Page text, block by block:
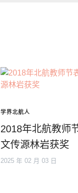
学界北航人
2018年北航教师
文传源林岩获奖
2025 年 02 月 03 日